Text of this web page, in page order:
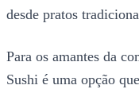
desde pratos
Para os amantes da
Sushi é uma opção